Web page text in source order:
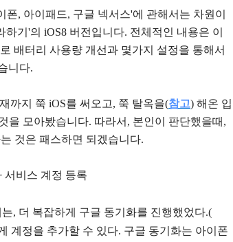
, 아이패드, 구글 넥서스'에 관해서는 차원이
기'의 iOS8 버전입니다. 전체적인 내용은 이
배터리 사용량 개선과 몇가지 설정을 통해서
니다.
까지 쭉 iOS를 써오고, 쭉 탈옥을(참고) 해온 입
을 모아봤습니다. 따라서, 본인이 판단했을때,
것은 패스하면 되겠습니다.
서비스 계정 등록
, 더 복잡하게 구글 동기화를 진행했었다.(
계정을 추가할 수 있다. 구글 동기화는 아이폰